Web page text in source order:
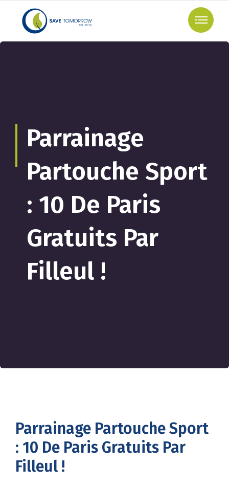
Parrainage
Partouche Sport
: 10 De Paris
Gratuits Par
Filleul !
Parrainage Partouche Sport
: 10 De Paris Gratuits Par
Filleul !